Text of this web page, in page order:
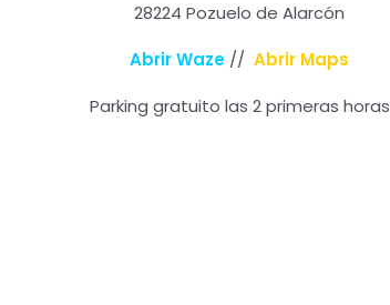
28224 Pozuelo de Alarcón
Abrir Waze //Abrir Maps
Parking gratuito las 2 primeras horas